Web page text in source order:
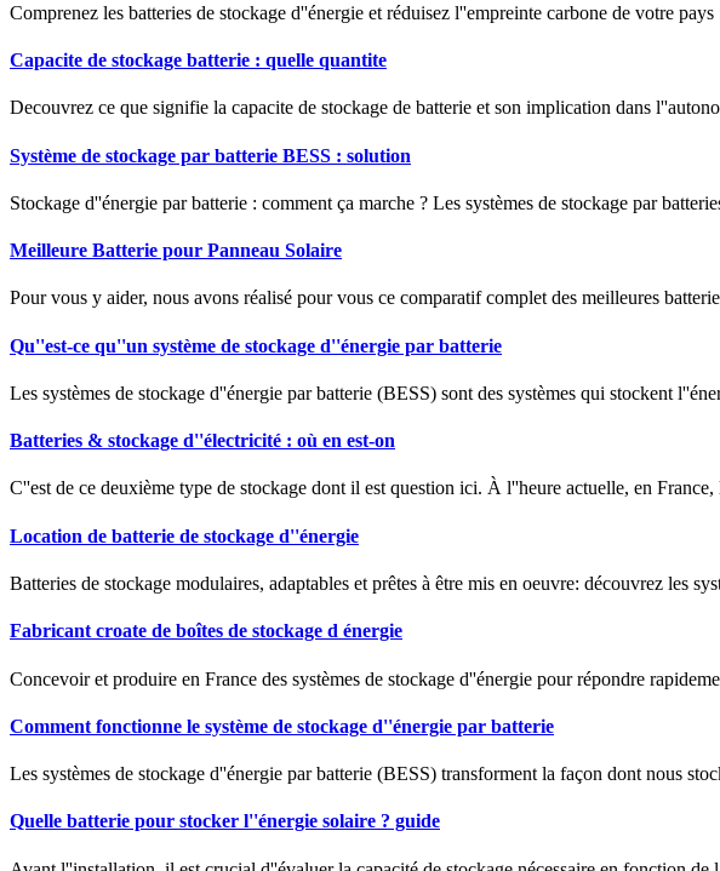
Comprenez les batteries de stockage d''énergie et réduisez l''empreinte carbone de votre
Capacite de stockage batterie : quelle quantite
Decouvrez ce que signifie la capacite de stockage de batterie et son implication dans
Système de stockage par batterie BESS : solution
Stockage d''énergie par batterie : comment ça marche ? Les systèmes de stockage par
Meilleure Batterie pour Panneau Solaire
Pour vous y aider, nous avons réalisé pour vous ce comparatif complet des meilleures
Qu''est-ce qu''un système de stockage d''énergie par batterie
Les systèmes de stockage d''énergie par batterie (BESS) sont des systèmes qui stockent
Batteries & stockage d''électricité : où en est-on
C''est de ce deuxième type de stockage dont il est question ici. À l''heure actuelle, en
Location de batterie de stockage d''énergie
Batteries de stockage modulaires, adaptables et prêtes à être mis en oeuvre: découvrez les
Fabricant croate de boîtes de stockage d énergie
Concevoir et produire en France des systèmes de stockage d''énergie pour répondre
Comment fonctionne le système de stockage d''énergie par batterie
Les systèmes de stockage d''énergie par batterie (BESS) transforment la façon dont nous
Quelle batterie pour stocker l''énergie solaire ? guide